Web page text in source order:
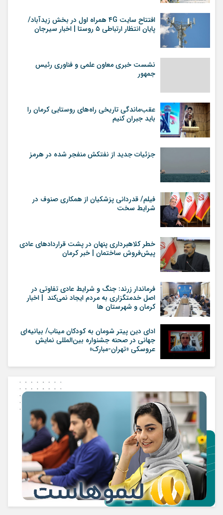
افتتاح سایت ۴G همراه اول در بخش زیدآباد/
پایان انتظار ارتباطی ۵ روستا | اخبار سیرجان
نشست خبری معاون علمی و فناوری رئیس
جمهور
عقب‌ماندگی تاریخی راه‌های روستایی کرمان را
باید جبران کنیم
جزئیات جدید از نفتکش منفجر شده در هرمز
فیلم/ قدردانی پزشکیان از همکاری صنوف در
شرایط سخت
خطر کلاهبرداری پنهان در پشت قراردادهای عادی
پیش‌فروش ساختمان | خبر کرمان
فرماندار زرند: جنگ و شرایط عادی تفاوتی در
اصل خدمتگزاری به مردم ایجاد نمی‌کند | اخبار
کرمان و شهرستان ها
ادای دین پیتر شومان به کودکان میناب/ بیانیه‌ای
جهانی در صحنه جشنواره بین‌المللی نمایش
عروسکی «تهران-مبارک»